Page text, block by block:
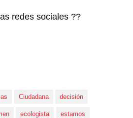
redes sociales ??
Ciudadana decisión
ecologista estamos